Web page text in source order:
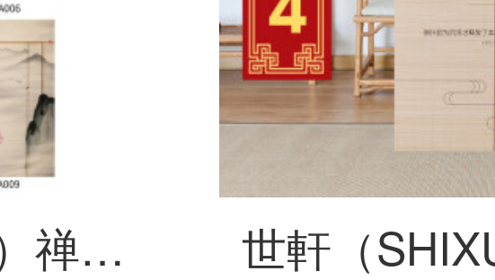
世軒（SHIXUAN）禅の意味は竹のカーテンを飾って昇降します。カーテンの遮光は中国風の復古山水画のカーテンの竹のカーテンの禅の意味を遮断します。